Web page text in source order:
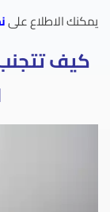
يمكنك الاطلاع على
كيف تتجنب